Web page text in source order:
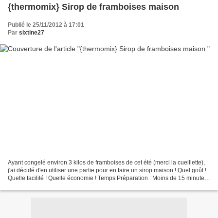
{thermomix} Sirop de framboises maison
Publié le 25/11/2012 à 17:01
Par sixtine27
Ayant congelé environ 3 kilos de framboises de cet été (merci la cueillette),
j'ai décidé d'en utiliser une partie pour en faire un sirop maison ! Quel goût !
Quelle facilité ! Quelle économie ! Temps Préparation : Moins de 15 minutes